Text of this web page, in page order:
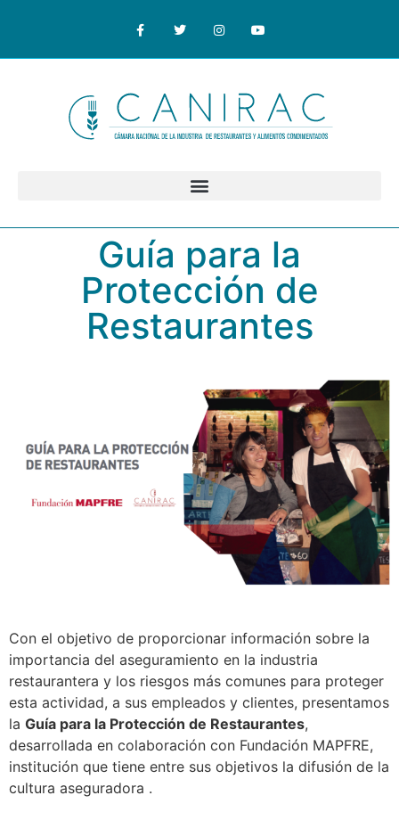
Guía para la
Protección de
Restaurantes
Con el objetivo de proporcionar información sobre la
importancia del aseguramiento en la industria
restaurantera y los riesgos más comunes para proteger
esta actividad, a sus empleados y clientes, presentamos
la Guía para la Protección de Restaurantes,
desarrollada en colaboración con Fundación MAPFRE,
institución que tiene entre sus objetivos la difusión de la
cultura aseguradora .